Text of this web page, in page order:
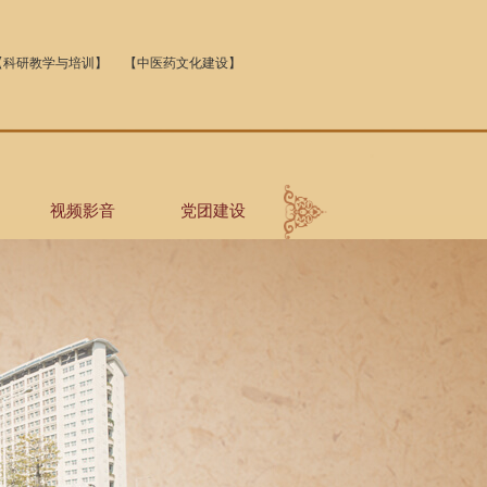
科研教学与培训】 【中医药文化建设】
视频影音 党团建设